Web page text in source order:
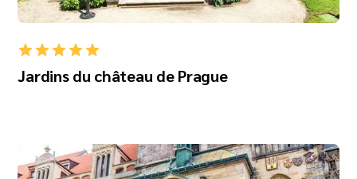
Jardins du château de Prague